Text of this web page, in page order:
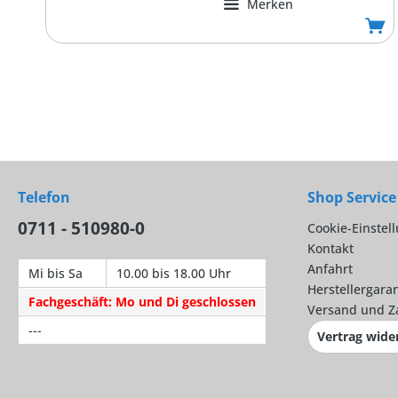
Merken
Telefon
0711 - 510980-0
Mi bis Sa
10.00 bis 18.00 Uhr
Fachgeschäft: Mo und Di geschlossen
---
Shop Service
Cookie-
Kontakt
Anfahrt
Versand und
Vertrag